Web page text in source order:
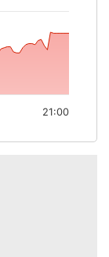
21:00